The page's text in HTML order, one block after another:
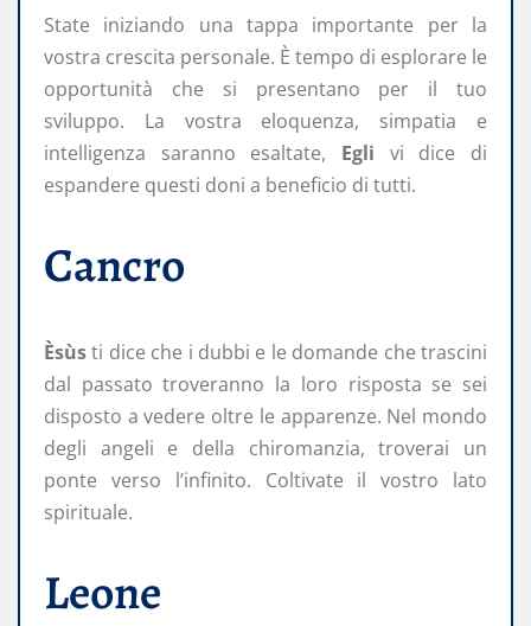
State iniziando una tappa importante per la
vostra crescita personale. È tempo di esplorare le
opportunità che si presentano per il tuo
sviluppo. La vostra eloquenza, simpatia e
intelligenza saranno esaltate, Egli vi dice di
espandere questi doni a beneficio di tutti.
Cancro
Èsùsti dice che i dubbi e le domande che trascini
dal passato troveranno la loro risposta se sei
disposto a vedere oltre le apparenze. Nel mondo
degli angeli e della chiromanzia, troverai un
ponte verso l’infinito. Coltivate il vostro lato
spirituale.
Leone